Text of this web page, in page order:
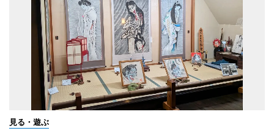
見る・遊ぶ